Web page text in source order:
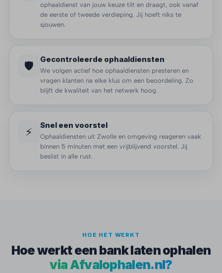
ophaaldienst van jouw keuze tilt en draagt, ook vanaf
de eerste of tweede verdieping. Jij hoeft niks te
sjouwen.
🛡️ Gecontroleerde ophaaldiensten
We volgen actief hoe ophaaldiensten presteren en
vragen klanten na elke klus om een beoordeling. Zo
blijft de kwaliteit van het netwerk hoog.
⚡ Snel een voorstel
Ophaaldiensten uit Zwolle en omgeving reageren vaak
binnen 5 minuten met een vrijblijvend voorstel. Jij
beslist in alle rust.
HOE HET WERKT
Hoe werkt een bank laten ophalen
via Afvalophalen.nl?